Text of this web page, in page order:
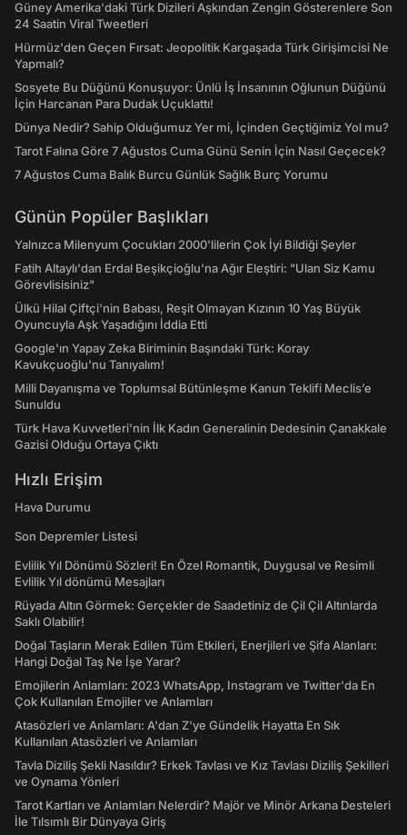
Güney Amerika'daki Türk Dizileri Aşkından Zengin Gösterenlere Son
24 Saatin Viral Tweetleri
Hürmüz'den Geçen Fırsat: Jeopolitik Kargaşada Türk Girişimcisi Ne
Yapmalı?
Sosyete Bu Düğünü Konuşuyor: Ünlü İş İnsanının Oğlunun Düğünü
İçin Harcanan Para Dudak Uçuklattı!
Dünya Nedir? Sahip Olduğumuz Yer mi, İçinden Geçtiğimiz Yol mu?
Tarot Falına Göre 7 Ağustos Cuma Günü Senin İçin Nasıl Geçecek?
7 Ağustos Cuma Balık Burcu Günlük Sağlık Burç Yorumu
Günün Popüler Başlıkları
Yalnızca Milenyum Çocukları 2000'lilerin Çok İyi Bildiği Şeyler
Fatih Altaylı'dan Erdal Beşikçioğlu'na Ağır Eleştiri: "Ulan Siz Kamu
Görevlisisiniz"
Ülkü Hilal Çiftçi'nin Babası, Reşit Olmayan Kızının 10 Yaş Büyük
Oyuncuyla Aşk Yaşadığını İddia Etti
Google'ın Yapay Zeka Biriminin Başındaki Türk: Koray
Kavukçuoğlu'nu Tanıyalım!
Milli Dayanışma ve Toplumsal Bütünleşme Kanun Teklifi Meclis’e
Sunuldu
Türk Hava Kuvvetleri'nin İlk Kadın Generalinin Dedesinin Çanakkale
Gazisi Olduğu Ortaya Çıktı
Hızlı Erişim
Hava Durumu
Son Depremler Listesi
Evlilik Yıl Dönümü Sözleri! En Özel Romantik, Duygusal ve Resimli
Evlilik Yıl dönümü Mesajları
Rüyada Altın Görmek: Gerçekler de Saadetiniz de Çil Çil Altınlarda
Saklı Olabilir!
Doğal Taşların Merak Edilen Tüm Etkileri, Enerjileri ve Şifa Alanları:
Hangi Doğal Taş Ne İşe Yarar?
Emojilerin Anlamları: 2023 WhatsApp, Instagram ve Twitter'da En
Çok Kullanılan Emojiler ve Anlamları
Atasözleri ve Anlamları: A'dan Z'ye Gündelik Hayatta En Sık
Kullanılan Atasözleri ve Anlamları
Tavla Diziliş Şekli Nasıldır? Erkek Tavlası ve Kız Tavlası Diziliş Şekilleri
ve Oynama Yönleri
Tarot Kartları ve Anlamları Nelerdir? Majör ve Minör Arkana Desteleri
İle Tılsımlı Bir Dünyaya Giriş